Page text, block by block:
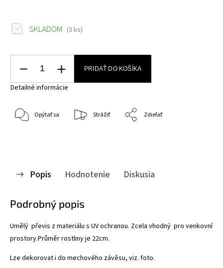
SKLADOM (3 ks)
PRIDAŤ DO KOŠÍKA
Detailné informácie
Opýtať sa Strážiť Zdieľať
Popis Hodnotenie Diskusia
Podrobný popis
Umělý převis z materiálu s UV ochranou. Zcela vhodný pro venkovní
prostory.Průměr rostliny je 22cm.
Lze dekorovat i do mechového závěsu, viz. foto.